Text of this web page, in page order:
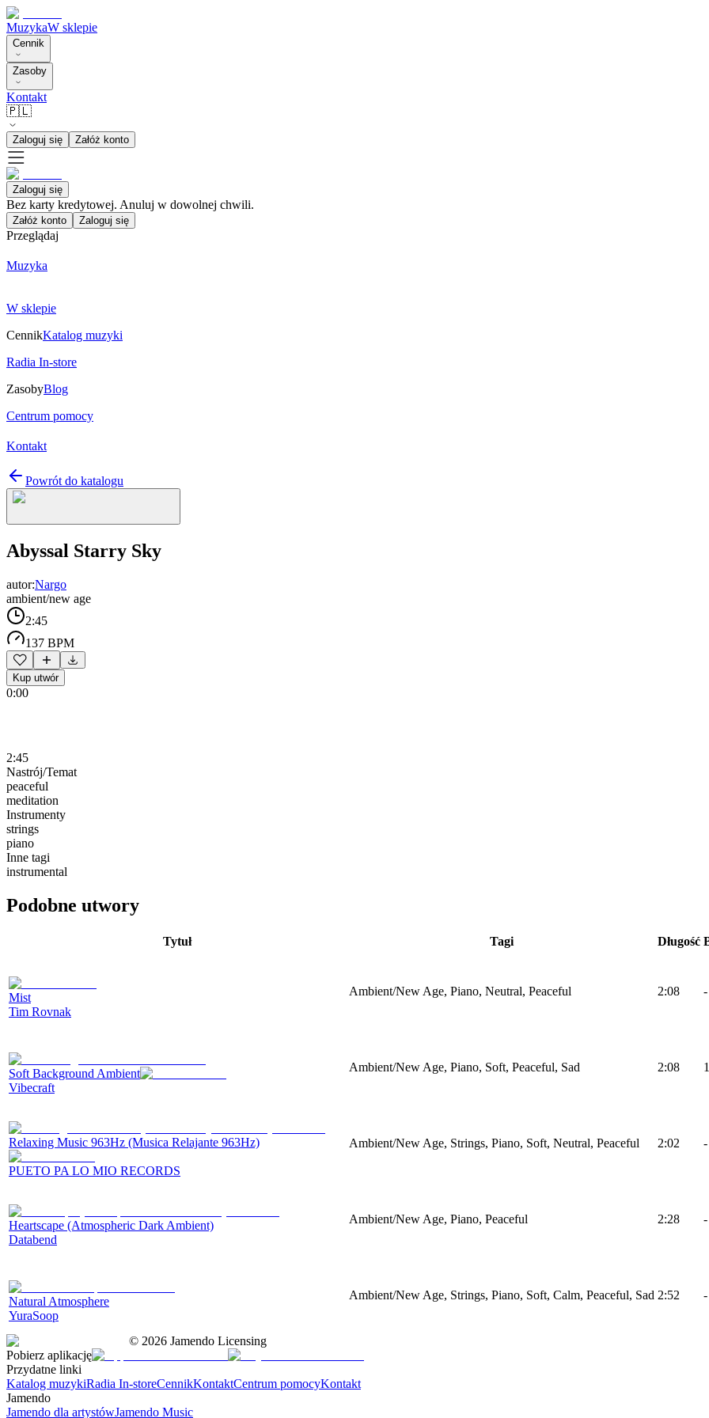
MuzykaW sklepie
Cennik
Zasoby
Kontakt
🇵🇱
Zaloguj się Załóż konto
Zaloguj się
Bez karty kredytowej. Anuluj w dowolnej chwili.
Załóż konto Zaloguj się
Przeglądaj
Muzyka
W sklepie
CennikKatalog muzyki
Radia In-store
ZasobyBlog
Centrum pomocy
Kontakt
Powrót do katalogu
Abyssal Starry Sky
autor:Nargo
ambient/new age
2:45
137 BPM
Kup utwór
0:00
2:45
Nastrój/Temat
peaceful
meditation
Instrumenty
strings
piano
Inne tagi
instrumental
Podobne utwory
Tytuł Tagi Długość
Mist
Tim Rovnak
Ambient/New Age, Piano, Neutral, Peaceful 2:08 -
Soft Background Ambient
Vibecraft
Ambient/New Age, Piano, Soft, Peaceful, Sad 2:08
Relaxing Music 963Hz (Musica Relajante 963Hz)
PUETO PA LO MIO RECORDS
Ambient/New Age, Strings, Piano, Soft, Neutral, Peaceful 2:02 -
Heartscape (Atmospheric Dark Ambient)
Databend
Ambient/New Age, Piano, Peaceful 2:28 -
Natural Atmosphere
YuraSoop
Ambient/New Age, Strings, Piano, Soft, Calm, Peaceful, Sad 2:52 -
© 2026 Jamendo Licensing
Pobierz aplikację
Przydatne linki
Katalog muzykiRadia In-storeCennikKontaktCentrum pomocyKontakt
Jamendo
Jamendo dla artystówJamendo Music